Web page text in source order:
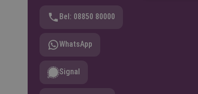
Bel: 08850 80000
WhatsApp
Signal